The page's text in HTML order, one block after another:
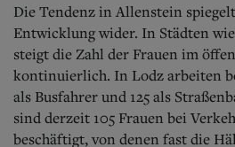
Die Tendenz in Allenstein
Entwicklung wider. In Städten
steigt die Zahl der Frauen im
kontinuierlich. In Lodz arbeiten
als Busfahrer und 125 als
sind derzeit 105 Frauen bei
beschäftigt, von denen fast die